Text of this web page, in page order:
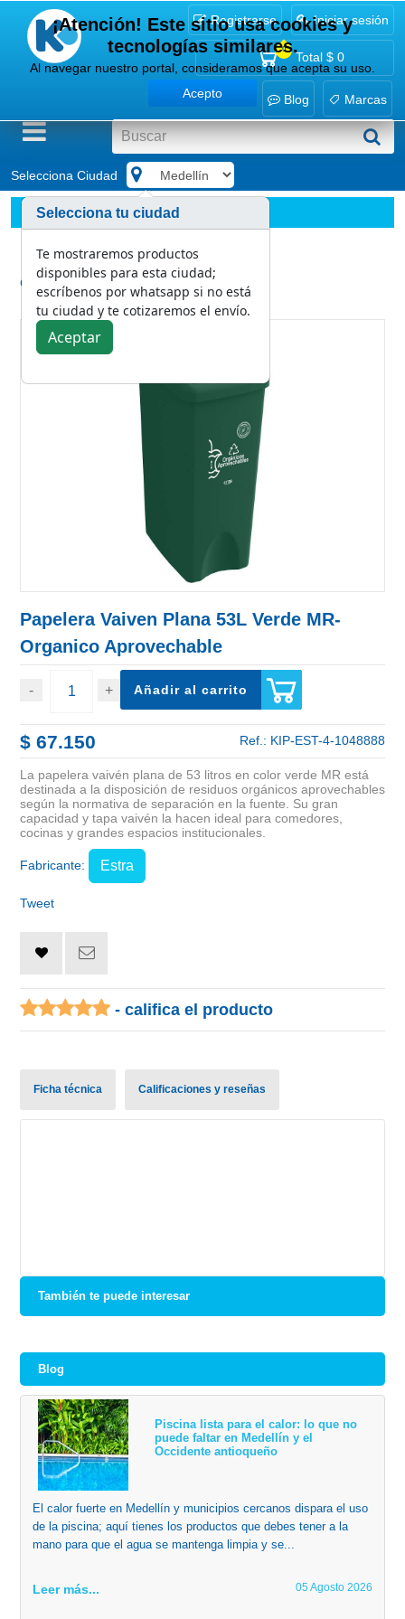
Registrarse Iniciar sesión
0
Total $ 0
Blog Marcas
Selecciona Ciudad
Marcas
Estra
Papelera Vaiven Plana 53L Verde MR-Organico
Categoría:
Estra
Papelera Vaiven Plana 53L Verde MR-
Organico Aprovechable
Añadir al carrito
$ 67.150 Ref.: KIP-EST-4-1048888
La papelera vaivén plana de 53 litros en color verde MR está
destinada a la disposición de residuos orgánicos aprovechables
según la normativa de separación en la fuente. Su gran
capacidad y tapa vaivén la hacen ideal para comedores,
cocinas y grandes espacios institucionales.
Fabricante: Estra
Tweet
- califica el producto
Ficha técnica Calificaciones y reseñas
También te puede interesar
¡Atención! Este sitio usa cookies y
tecnologías similares.
Al navegar nuestro portal, consideramos que acepta su uso.
Acepto
Blog
Piscina lista para el calor: lo que no
puede faltar en Medellín y el
Occidente antioqueño
El calor fuerte en Medellín y municipios cercanos dispara el uso
de la piscina; aquí tienes los productos que debes tener a la
mano para que el agua se mantenga limpia y se...
Leer más... 05 Agosto 2026
Selecciona tu ciudad
Te mostraremos productos
disponibles para esta ciudad;
escríbenos por whatsapp si no está
tu ciudad y te cotizaremos el envío.
Aceptar